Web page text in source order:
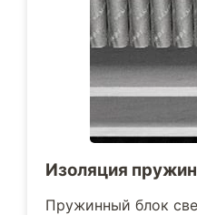
Изоляция
Пружинный блок